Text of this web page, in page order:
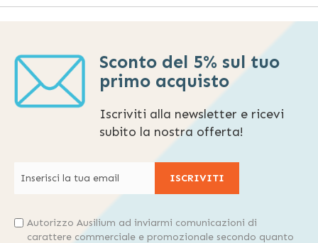
Sconto del 5% sul tuo
primo acquisto
Iscriviti alla newsletter e ricevi
subito la nostra offerta!
ISCRIVITI
Autorizzo Ausilium ad inviarmi comunicazioni di
carattere commerciale e promozionale secondo quanto